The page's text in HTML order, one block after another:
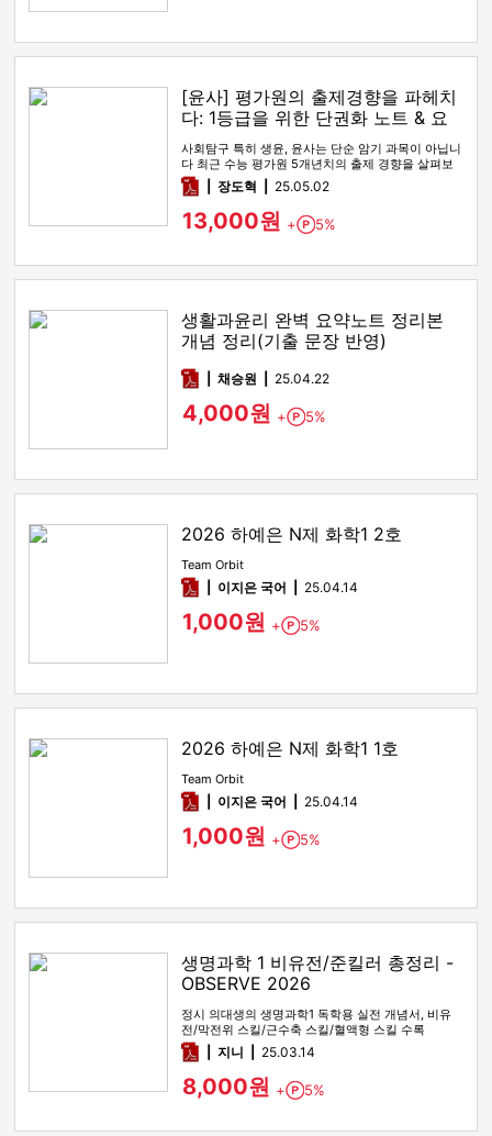
[윤사] 평가원의 출제경향을 파헤치
다: 1등급을 위한 단권화 노트 & 요
약본
사회탐구 특히 생윤, 윤사는 단순 암기 과목이 아닙니
다 최근 수능 평가원 5개년치의 출제 경향을 살펴보
면 2022 9모, 2…
pdf장도혁 25.05.02
13,000원 + Point
5%
생활과윤리 완벽 요약노트 정리본
개념 정리(기출 문장 반영)
pdf채승원 25.04.22
4,000원 + Point
5%
2026 하예은 N제 화학1 2호
Team Orbit
pdf이지은 국어 25.04.14
1,000원 + Point
5%
2026 하예은 N제 화학1 1호
Team Orbit
pdf이지은 국어 25.04.14
1,000원 + Point
5%
생명과학 1 비유전/준킬러 총정리 -
OBSERVE 2026
정시 의대생의 생명과학1 독학용 실전 개념서, 비유
전/막전위 스킬/근수축 스킬/혈액형 스킬 수록
pdf지니 25.03.14
8,000원 + Point
5%